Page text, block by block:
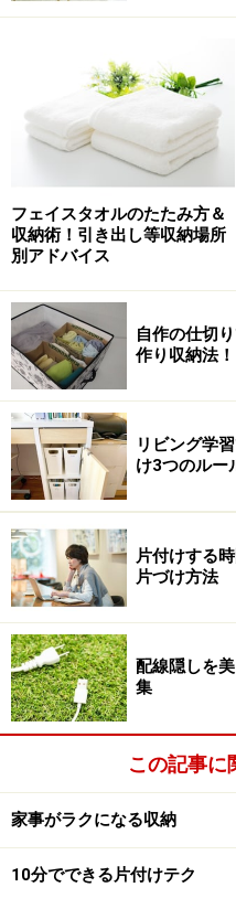
フラワー資材がリビングボ
以前使っていたアトリエ
ー資材がリビング
の全体量がつかめず、ど
ので、制作に取りかかり
そこで片付け作業の第一
て把握しづらい廊下収納
そしてあちこちに分散し
廊下収納にしまうという
手順その1：廊下収
片付ける手順その1は、
出すことからスタート。
は、別の収納場所へと移
準備した段ボール10箱を
けていきます。
本や雑貨で10箱が満杯にな
次の作業のときまで現状のま
手順その2：廊下収
る作業
廊下収納の棚からモノを
フェイスタオルのたたみ方＆
収納術！引き出し等収納場所
別アドバイス
自作の仕切
作り収納法！
リビング学
け3つのルー
片付けする
片づけ方法
配線隠しを
集
この記事に
家事がラクになる収納
10分でできる片付けテク